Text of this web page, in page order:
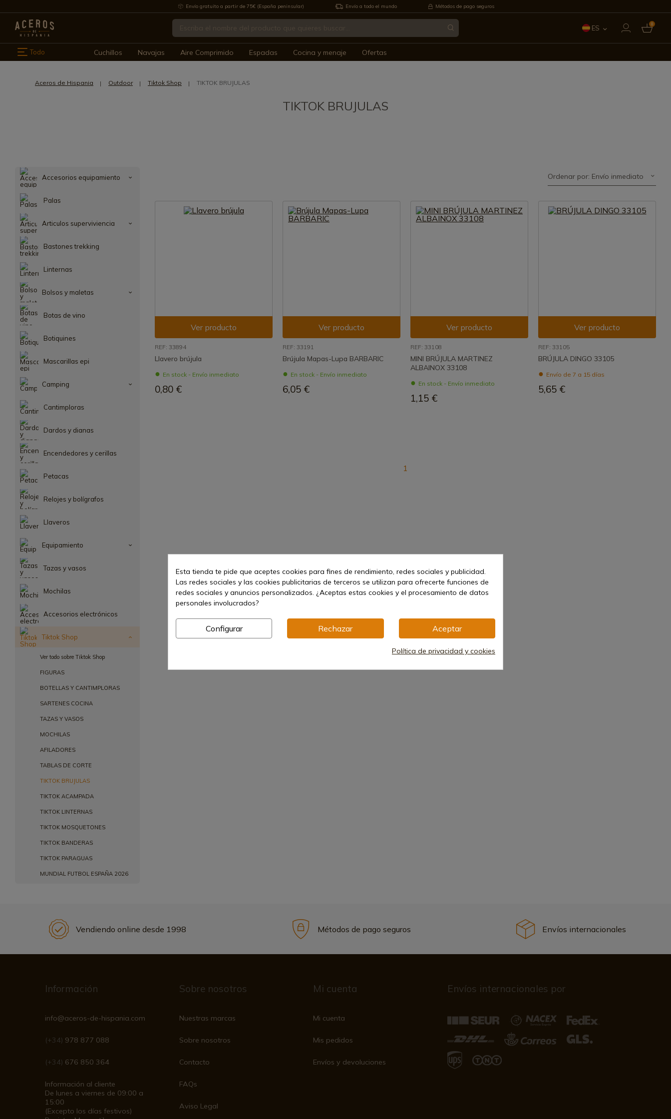
Envío gratuito a partir de 75€ (España peninsular) Envío a todo el mundo Métodos de pago seguros
ES 0
Todo Cuchillos Navajas Aire Comprimido Espadas Cocina y menaje Ofertas
Aceros de Hispania Outdoor Tiktok Shop TIKTOK BRUJULAS
TIKTOK BRUJULAS
Accesorios equipamiento
Palas
Articulos superviviencia
Bastones trekking
Linternas
Bolsos y maletas
Botas de vino
Botiquines
Mascarillas epi
Camping
Cantimploras
Dardos y dianas
Encendedores y cerillas
Petacas
Relojes y bolígrafos
Llaveros
Equipamiento
Tazas y vasos
Mochilas
Accesorios electrónicos
Tiktok Shop
Ver todo sobre Tiktok Shop
FIGURAS
BOTELLAS Y CANTIMPLORAS
SARTENES COCINA
TAZAS Y VASOS
MOCHILAS
AFILADORES
TABLAS DE CORTE
TIKTOK BRUJULAS
TIKTOK ACAMPADA
TIKTOK LINTERNAS
TIKTOK MOSQUETONES
TIKTOK BANDERAS
TIKTOK PARAGUAS
MUNDIAL FUTBOL ESPAÑA 2026
Ordenar por: Envío inmediato
Ver producto
REF: 33894
Llavero brújula
En stock - Envío inmediato
0,80 €
Ver producto
REF: 33191
Brújula Mapas-Lupa BARBARIC
En stock - Envío inmediato
6,05 €
Ver producto
REF: 33108
MINI BRÚJULA MARTINEZ
ALBAINOX 33108
En stock - Envío inmediato
1,15 €
Ver producto
REF: 33105
BRÚJULA DINGO 33105
Envío de 7 a 15 días
5,65 €
1
Vendiendo online desde 1998 Métodos de pago seguros Envíos internacionales
Información
info@aceros-de-hispania.com
(+34) 978 877 088
(+34) 676 850 364
Información al cliente
De lunes a viernes de 09:00 a
15:00
(Excepto los días festivos)
Sobre nosotros
Nuestras marcas
Sobre nosotros
Contacto
FAQs
Aviso Legal
Mi cuenta
Mi cuenta
Mis pedidos
Envíos y devoluciones
Envíos internacionales por
Esta tienda te pide que aceptes cookies para fines de rendimiento, redes sociales y publicidad.
Las redes sociales y las cookies publicitarias de terceros se utilizan para ofrecerte funciones de
redes sociales y anuncios personalizados. ¿Aceptas estas cookies y el procesamiento de datos
personales involucrados?
Configurar Rechazar Aceptar
Política de privacidad y cookies